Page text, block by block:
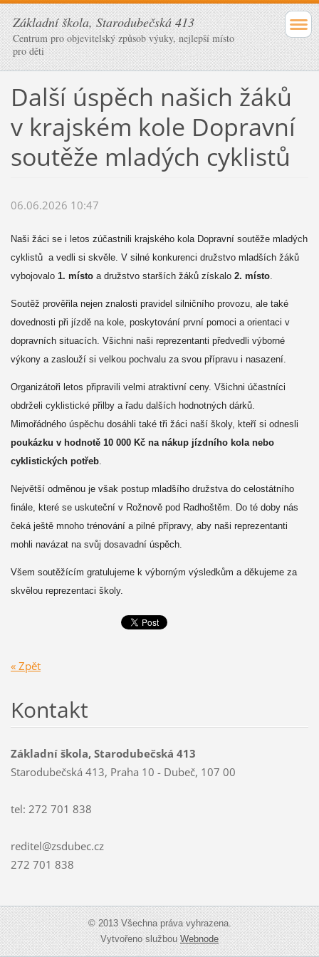
Základní škola, Starodubečská 413
Centrum pro objevitelský způsob výuky, nejlepší místo
pro děti
Další úspěch našich žáků
v krajském kole Dopravní
soutěže mladých cyklistů
06.06.2026 10:47
Naši žáci se i letos zúčastnili krajského kola Dopravní soutěže mladých
cyklistů a vedli si skvěle. V silné konkurenci družstvo mladších žáků
vybojovalo 1. místoa družstvo starších žáků získalo 2. místo.
Soutěž prověřila nejen znalosti pravidel silničního provozu, ale také
dovednosti při jízdě na kole, poskytování první pomoci a orientaci v
dopravních situacích. Všichni naši reprezentanti předvedli výborné
výkony a zaslouží si velkou pochvalu za svou přípravu i nasazení.
Organizátoři letos připravili velmi atraktivní ceny. Všichni účastníci
obdrželi cyklistické přilby a řadu dalších hodnotných dárků.
Mimořádného úspěchu dosáhli také tři žáci naší školy, kteří si odnesli
poukázku v hodnotě 10 000 Kč na nákup jízdního kola nebo
cyklistických potřeb.
Největší odměnou je však postup mladšího družstva do celostátního
finále, které se uskuteční v Rožnově pod Radhoštěm. Do té doby nás
čeká ještě mnoho trénování a pilné přípravy, aby naši reprezentanti
mohli navázat na svůj dosavadní úspěch.
Všem soutěžícím gratulujeme k výborným výsledkům a děkujeme za
skvělou reprezentaci školy.
« Zpět
Kontakt
Základní škola, Starodubečská 413
Starodubečská 413, Praha 10 - Dubeč, 107 00
tel: 272 701 838
reditel@zsdubec.cz
272 701 838
© 2013 Všechna práva vyhrazena.
Vytvořeno službouWebnode